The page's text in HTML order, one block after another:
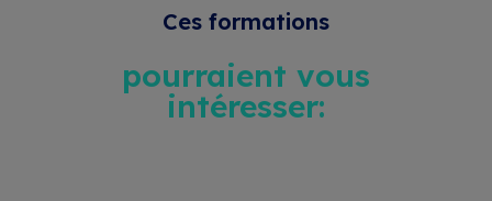
Ces formations
pourraient vous
intéresser: